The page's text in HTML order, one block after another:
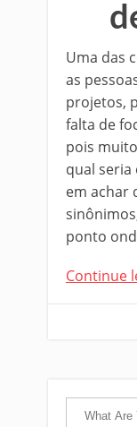
Uma das
as
projetos,
falta de
pois
qual seria
em achar
ponto
Continue